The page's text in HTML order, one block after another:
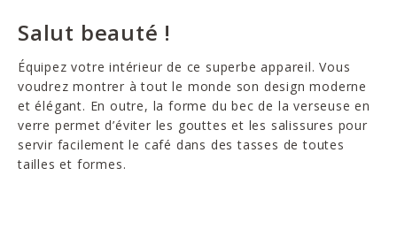
Salut beauté !
Équipez votre intérieur de ce superbe appareil. Vous
voudrez montrer à tout le monde son design moderne
et élégant. En outre, la forme du bec de la verseuse en
verre permet d’éviter les gouttes et les salissures pour
servir facilement le café dans des tasses de toutes
tailles et formes.